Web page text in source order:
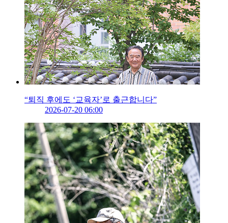
“퇴직 후에도 ‘교육자’로 출근합니다”
2026-07-20 06:00